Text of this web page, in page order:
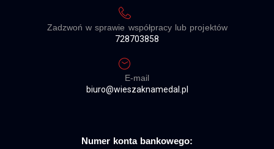
Zadzwoń w sprawie współpracy lub projektów
728703858
E-mail
biuro@wieszaknamedal.pl
Numer konta bankowego: